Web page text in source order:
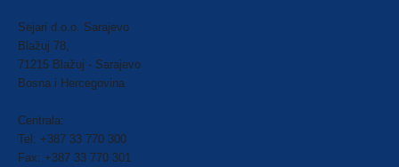
Sejari d.o.o. Sarajevo
Blažuj 78,
71215 Blažuj - Sarajevo
Bosna i Hercegovina
Centrala:
Tel: +387 33 770 300
Fax: +387 33 770 301